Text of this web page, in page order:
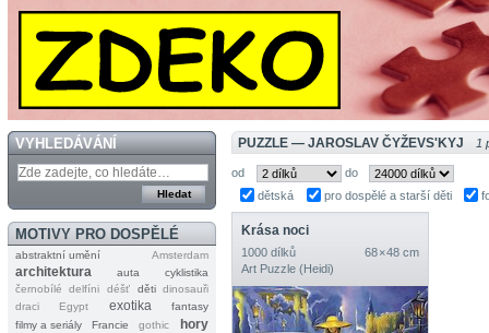
VYHLEDÁVÁNÍ
MOTIVY PRO DOSPĚLÉ
abstraktní umění Amsterdam
architektura auta
cyklistika
černobílé
delfíni déšť děti dinosauři
draci
Egypt exotika
fantasy
filmy a seriály
Francie gothic hory
PUZZLE — JAROSLAV ČYŽEVS'KYJ 1
od
do
dětská
pro dospělé a starší děti
Krása noci
1000 dílků
68 × 48 cm
Art Puzzle (Heidi)